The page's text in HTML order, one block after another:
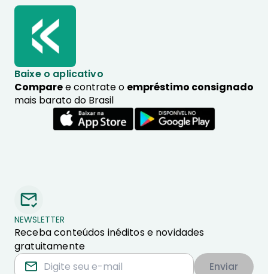
Baixe o aplicativo
Comparee contrate o empréstimo consignado
mais barato do Brasil
NEWSLETTER
Receba conteúdos inéditos e novidades
gratuitamente
Enviar